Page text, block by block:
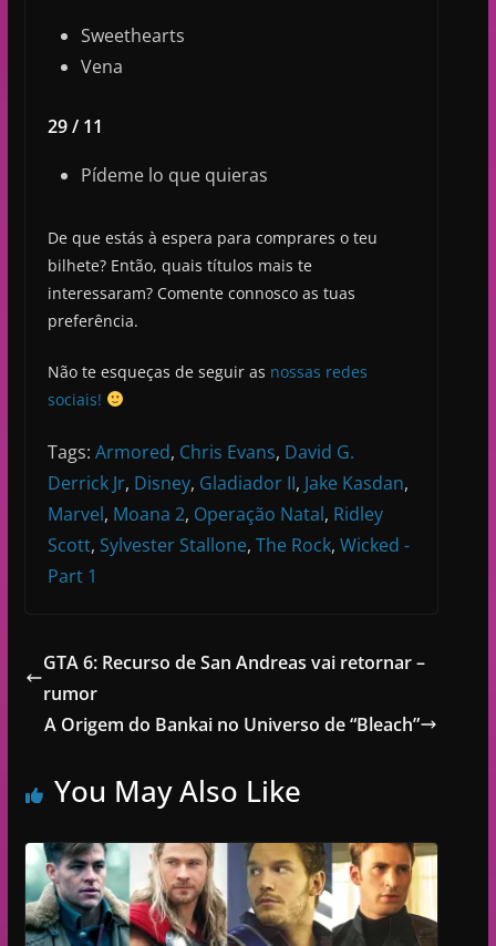
Sweethearts
Vena
29 / 11
Pídeme lo que quieras
De que estás à espera para comprares o teu
bilhete? Então, quais títulos mais te
interessaram? Comente connosco as tuas
preferência.
Não te esqueças de seguir as nossas redes
sociais!
Tags: Armored, Chris Evans, David G.
Derrick Jr, Disney, Gladiador II, Jake Kasdan,
Marvel, Moana 2, Operação Natal, Ridley
Scott, Sylvester Stallone, The Rock, Wicked -
Part 1
GTA 6: Recurso de San Andreas vai retornar –
rumor
A Origem do Bankai no Universo de “Bleach”
You May Also Like